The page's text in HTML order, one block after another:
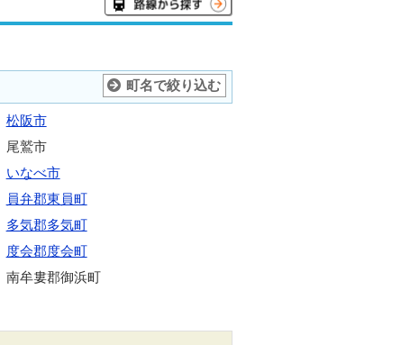
町名で絞り込む
松阪市
尾鷲市
いなべ市
員弁郡東員町
多気郡多気町
度会郡度会町
南牟婁郡御浜町